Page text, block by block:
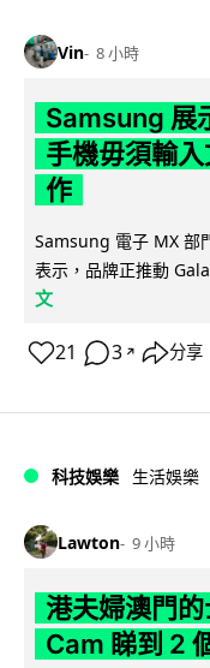
Vin 8 小時
Samsung 展
手機毋須輸
作
Samsung 電子 MX 部
表示，品牌正推動
文
21 3 ↗ 分享
科技娛樂 生活娛樂
Lawton 9 小時
港夫婦澳門
Cam 睇到 2